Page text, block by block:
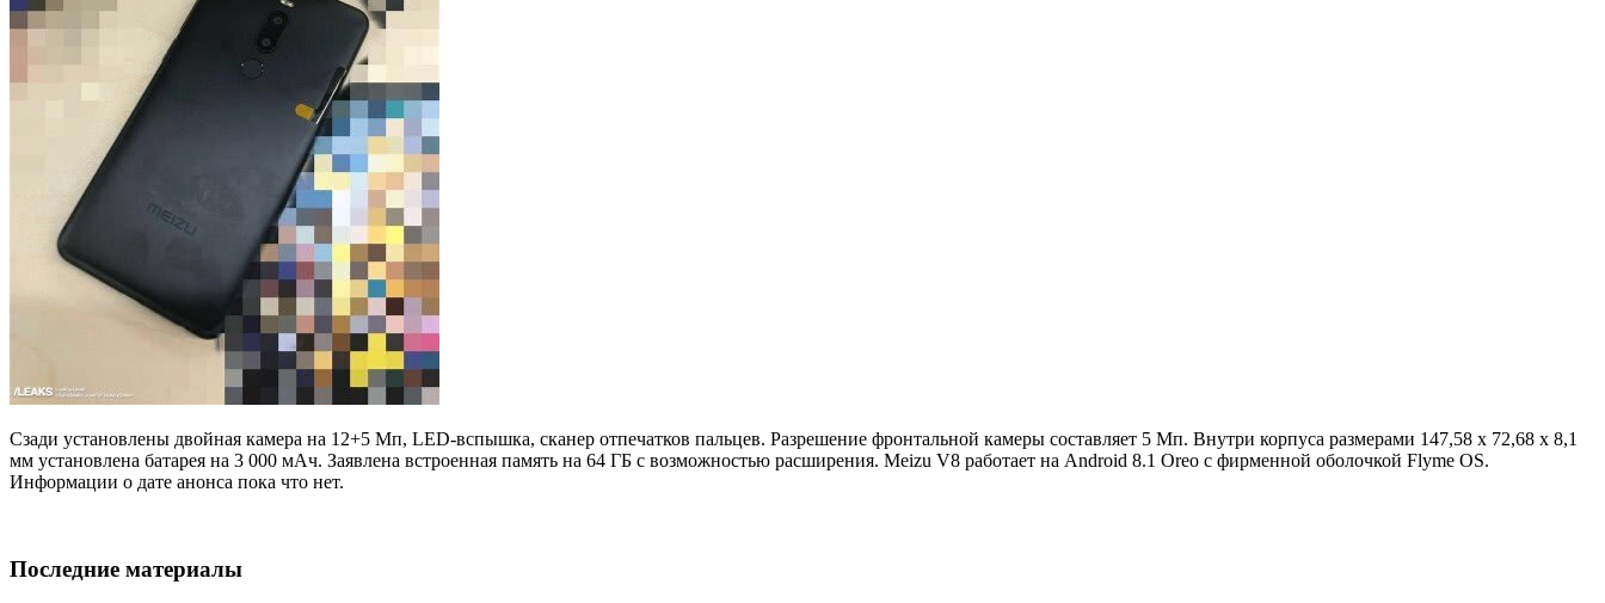
Сзади установлены двойная камера на 12+5 Мп, LED-вспышка, сканер отпечатков пальцев. Разрешение фронтальной камеры составляет 5 Мп. Внутри корпуса размерами 147,58 x 72,68 x 8,1
мм установлена батарея на 3 000 мАч. Заявлена встроенная память на 64 ГБ с возможностью расширения. Meizu V8 работает на Android 8.1 Oreo с фирменной оболочкой Flyme OS.
Информации о дате анонса пока что нет.
Последние материалы